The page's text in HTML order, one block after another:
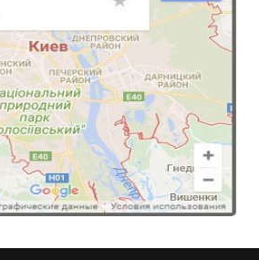
женское ангора с кружевом
490.00грн.